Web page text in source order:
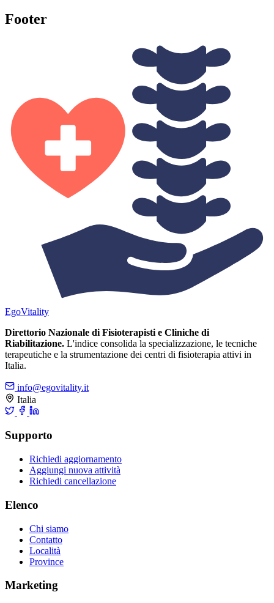
Footer
EgoVitality
Direttorio Nazionale di Fisioterapisti e Cliniche di
Riabilitazione. L'indice consolida la specializzazione, le tecniche
terapeutiche e la strumentazione dei centri di fisioterapia attivi in
Italia.
info@egovitality.it
Italia
Supporto
Richiedi aggiornamento
Aggiungi nuova attività
Richiedi cancellazione
Elenco
Chi siamo
Contatto
Località
Province
Marketing